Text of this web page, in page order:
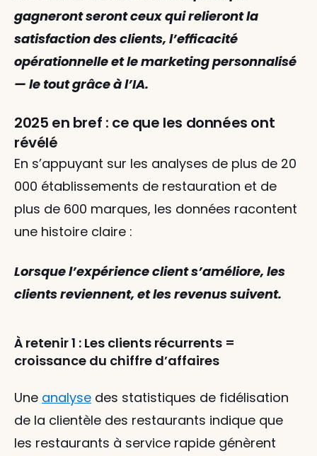
gagneront seront ceux qui relieront la
satisfaction des clients, l’efficacité
opérationnelle et le marketing personnalisé
— le tout grâce à l’IA.
2025 en bref : ce que les données ont
révélé
En s’appuyant sur les analyses de plus de 20
000 établissements de restauration et de
plus de 600 marques, les données racontent
une histoire claire :
Lorsque l’expérience client s’améliore, les
clients reviennent, et les revenus suivent.
À retenir 1 : Les clients récurrents =
croissance du chiffre d’affaires
Une analyse des statistiques de fidélisation
de la clientèle des restaurants indique que
les restaurants à service rapide génèrent